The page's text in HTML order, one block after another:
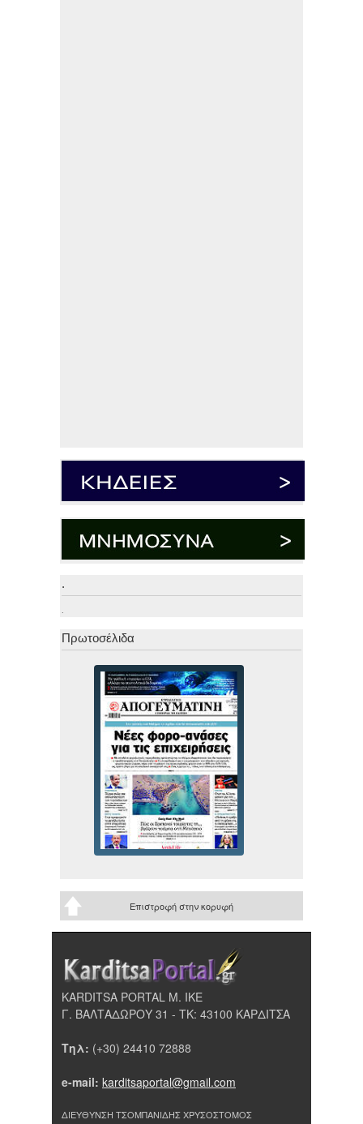
.
.
Πρωτοσέλιδα
Επιστροφή στην κορυφή
KARDITSA PORTAL Μ. ΙΚΕ
Γ. ΒΑΛΤΑΔΩΡΟΥ 31 - ΤΚ: 43100 ΚΑΡΔΙΤΣΑ
Τηλ: (+30) 24410 72888
e-mail: karditsaportal@gmail.com
ΔΙΕΥΘΥΝΣΗ ΤΣΟΜΠΑΝΙΔΗΣ ΧΡΥΣΟΣΤΟΜΟΣ